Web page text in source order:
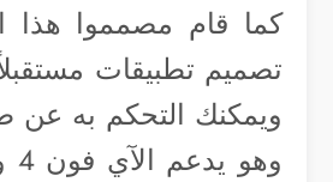
تصميم تطبيقات